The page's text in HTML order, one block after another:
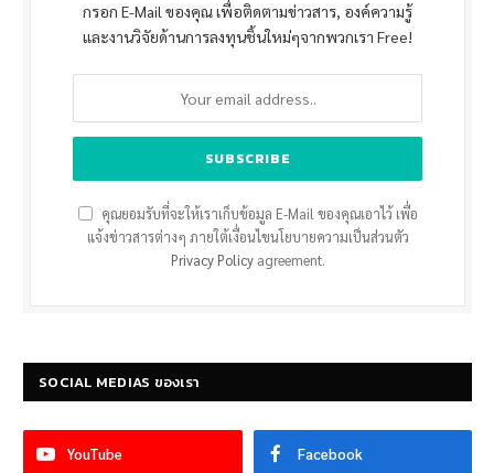
กรอก E-Mail ของคุณ เพื่อติดตามข่าวสาร, องค์ความรู้
และงานวิจัยด้านการลงทุนชิ้นใหม่ๆจากพวกเรา Free!
คุณยอมรับที่จะให้เราเก็บข้อมูล E-Mail ของคุณเอาไว้ เพื่อ
แจ้งข่าวสารต่างๆ ภายใต้เงื่อนไขนโยบายความเป็นส่วนตัว
Privacy Policyagreement.
SOCIAL MEDIAS ของเรา
YouTube Facebook